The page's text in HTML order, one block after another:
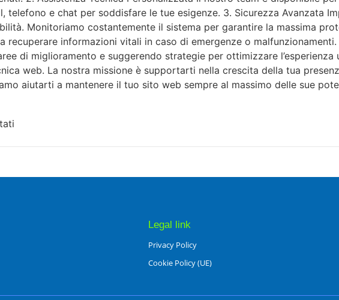
telefono e chat per soddisfare le tue esigenze. 3. Sicurezza Avanzata
Monitoriamo costantemente il sistema per garantire la massima
recuperare informazioni vitali in caso di emergenze o
di miglioramento e suggerendo strategie per ottimizzare
web. La nostra missione è supportarti nella crescita della tua
aiutarti a mantenere il tuo sito web sempre al massimo delle sue
Legal link
Privacy Policy
Cookie Policy (UE)